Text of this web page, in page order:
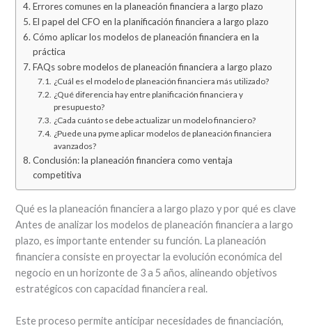
Errores comunes en la planeación financiera a largo plazo
El papel del CFO en la planificación financiera a largo plazo
Cómo aplicar los modelos de planeación financiera en la
práctica
FAQs sobre modelos de planeación financiera a largo plazo
¿Cuál es el modelo de planeación financiera más utilizado?
¿Qué diferencia hay entre planificación financiera y
presupuesto?
¿Cada cuánto se debe actualizar un modelo financiero?
¿Puede una pyme aplicar modelos de planeación financiera
avanzados?
Conclusión: la planeación financiera como ventaja
competitiva
Qué es la planeación financiera a largo plazo y por qué es clave
Antes de analizar los modelos de planeación financiera a largo
plazo, es importante entender su función. La planeación
financiera consiste en proyectar la evolución económica del
negocio en un horizonte de 3 a 5 años, alineando objetivos
estratégicos con capacidad financiera real.
Este proceso permite anticipar necesidades de financiación,